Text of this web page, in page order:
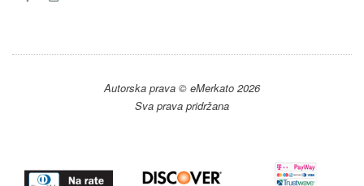
Autorska prava © eMerkato 2026
Sva prava pridržana